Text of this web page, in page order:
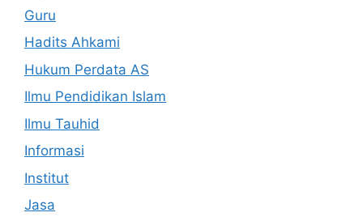
Guru
Hadits Ahkami
Hukum Perdata AS
Ilmu Pendidikan Islam
Ilmu Tauhid
Informasi
Institut
Jasa